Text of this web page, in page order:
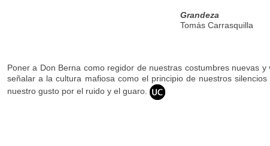
Grandeza
Tomás Carrasquilla
Poner a Don Berna como regidor de nuestras costumbres nuevas
señalar a la cultura mafiosa como el principio de nuestros
nuestro gusto por el ruido y el guaro